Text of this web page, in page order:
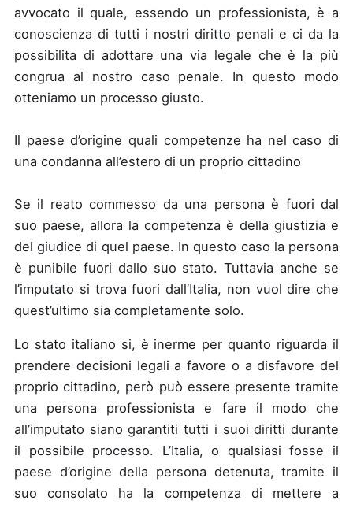
avvocato il quale, essendo un professionista, è a
conoscienza di tutti i nostri diritto penali e ci da la
possibilita di adottare una via legale che è la più
congrua al nostro caso penale. In questo modo
otteniamo un processo giusto.
Il paese d’origine quali competenze ha nel caso di
una condanna all’estero di un proprio cittadino
Se il reato commesso da una persona è fuori dal
suo paese, allora la competenza è della giustizia e
del giudice di quel paese. In questo caso la persona
è punibile fuori dallo suo stato. Tuttavia anche se
l’imputato si trova fuori dall’Italia, non vuol dire che
quest’ultimo sia completamente solo.
Lo stato italiano si, è inerme per quanto riguarda il
prendere decisioni legali a favore o a disfavore del
proprio cittadino, però può essere presente tramite
una persona professionista e fare il modo che
all’imputato siano garantiti tutti i suoi diritti durante
il possibile processo. L’Italia, o qualsiasi fosse il
paese d’origine della persona detenuta, tramite il
suo consolato ha la competenza di mettere a